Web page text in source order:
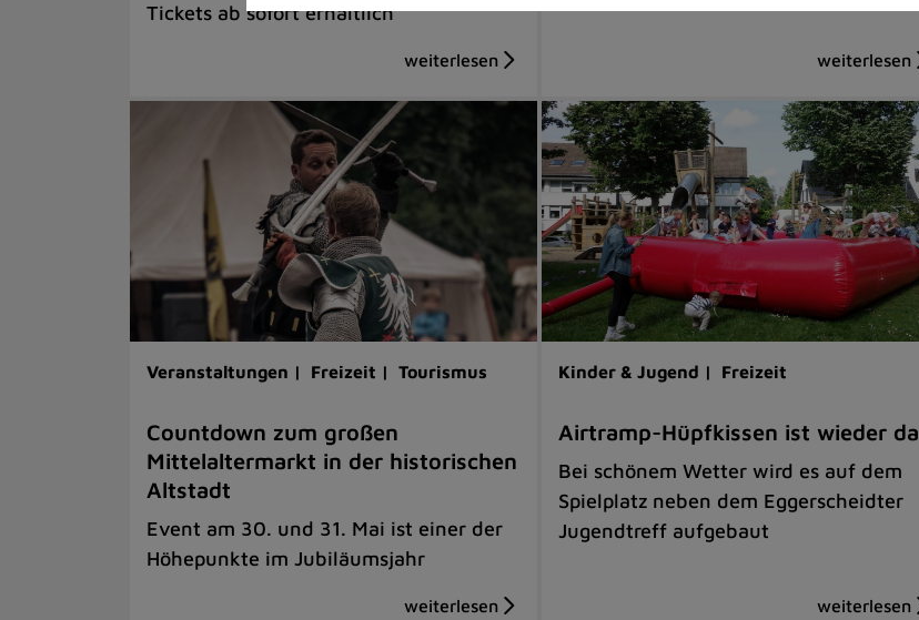
Tickets ab sofort erhältlich
Veranstaltungen | Freizeit | Tourismus
Countdown zum großen
Mittelaltermarkt in der historischen
Altstadt
Event am 30. und 31. Mai ist einer der
Höhepunkte im Jubiläumsjahr
Kinder & Jugend | Freizeit
Airtramp-Hüpfkissen ist wieder da
Bei schönem Wetter wird es auf dem
Spielplatz neben dem Eggerscheidter
Jugendtreff aufgebaut